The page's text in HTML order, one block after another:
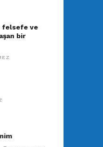
felsefe ve
bir